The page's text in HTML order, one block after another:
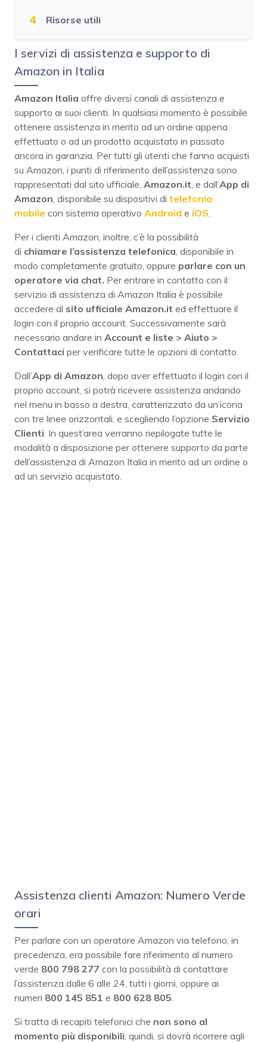
4 Risorse utili
I servizi di assistenza e supporto di
Amazon in Italia
Amazon Italia offre diversi canali di assistenza e
supporto ai suoi clienti. In qualsiasi momento è possibile
ottenere assistenza in merito ad un ordine appena
effettuato o ad un prodotto acquistato in passato
ancora in garanzia. Per tutti gli utenti che fanno acquisti
su Amazon, i punti di riferimento dell’assistenza sono
rappresentati dal sito ufficiale, Amazon.it , e dall’App di
Amazon , disponibile su dispositivi di telefonia
mobile con sistema operativo Android e iOS
Per i clienti Amazon, inoltre, c’è la possibilità
di chiamare l’assistenza telefonica , disponibile in
modo completamente gratuito, oppure parlare con un
operatore via chat. Per entrare in contatto con il
servizio di assistenza di Amazon Italia è possibile
accedere al sito ufficiale Amazon.it ed effettuare il
login con il proprio account. Successivamente sarà
necessario andare in Account e liste > Aiuto >
Contattaci per verificare tutte le opzioni di contatto.
Dall’App di Amazon , dopo aver effettuato il login con il
proprio account, si potrà ricevere assistenza andando
nel menu in basso a destra, caratterizzato da un’icona
con tre linee orizzontali, e scegliendo l’opzione Servizio
Clienti . In quest’area verranno riepilogate tutte le
modalità a disposizione per ottenere supporto da parte
dell’assistenza di Amazon Italia in merito ad un ordine o
ad un servizio acquistato.
Assistenza clienti Amazon: Numero Verde
orari
Per parlare con un operatore Amazon via telefono, in
precedenza, era possibile fare riferimento al numero
verde 800 798 277 con la possibilità di contattare
l’assistenza dalle 6 alle 24, tutti i giorni, oppure ai
numeri 800 145 851 e 800 628 805
Si tratta di recapiti telefonici che non sono al
momento più disponibili; quindi, si dovrà ricorrere agli